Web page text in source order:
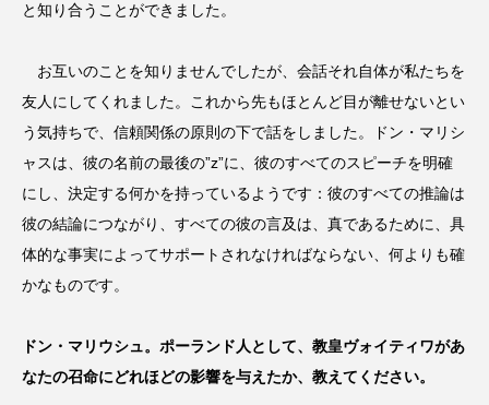
と知り合うことができました。
お互いのことを知りませんでしたが、会話それ自体が私たちを
友人にしてくれました。これから先もほとんど目が離せないとい
う気持ちで、信頼関係の原則の下で話をしました。ドン・マリシ
ャスは、彼の名前の最後の”z”に、彼のすべてのスピーチを明確
にし、決定する何かを持っているようです：彼のすべての推論は
彼の結論につながり、すべての彼の言及は、真であるために、具
体的な事実によってサポートされなければならない、何よりも確
かなものです。
ドン・マリウシュ。ポーランド人として、教皇ヴォイティワがあ
なたの召命にどれほどの影響を与えたか、教えてください。